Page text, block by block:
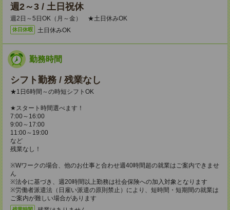
週2～3 / 土日祝休
週2日～5日OK（月～金） ★土日休みOK
休日休暇 土日休みOK
勤務時間
シフト勤務 / 残業なし
★1日6時間～の時短シフトOK
★スタート時間選べます！
7:00～16:00
9:00～17:00
11:00～19:00
など
残業なし！
※Wワークの場合、他のお仕事と合わせ週40時間超の就業はご案内できませ
ん
※法令に基づき、週20時間以上勤務は社会保険への加入対象となります
※労働者派遣法（日雇い派遣の原則禁止）により、短時間・短期間の就業は
ご案内が難しい場合があります